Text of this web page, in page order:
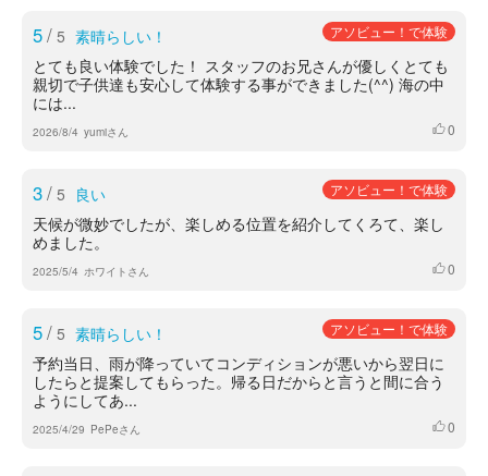
5/ 5 素晴らしい！ アソビュー！で体験
とても良い体験でした！ スタッフのお兄さんが優しくとても
親切で子供達も安心して体験する事ができました(^^) 海の中
には...
2026/8/4 yumiさん いいね
0
3/ 5 良い アソビュー！で体験
天候が微妙でしたが、楽しめる位置を紹介してくろて、楽し
めました。
2025/5/4 ホワイトさん いいね
0
5/ 5 素晴らしい！ アソビュー！で体験
予約当日、雨が降っていてコンディションが悪いから翌日に
したらと提案してもらった。帰る日だからと言うと間に合う
ようにしてあ...
2025/4/29 PePeさん いいね
0